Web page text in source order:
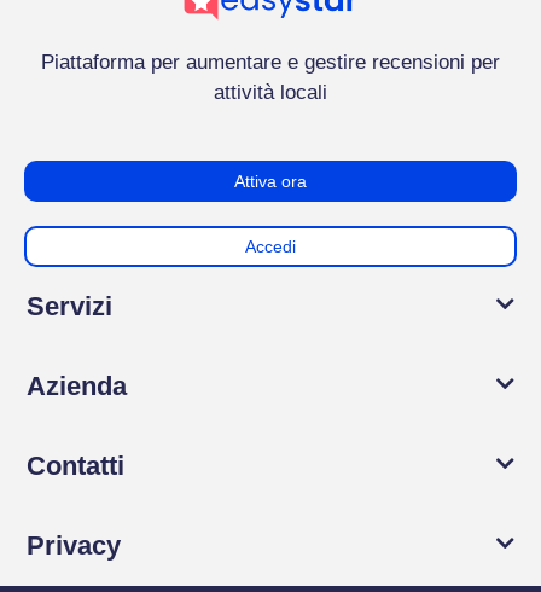
Piattaforma per aumentare e gestire recensioni per
attività locali
Attiva ora
Accedi
Servizi
Azienda
Contatti
Privacy